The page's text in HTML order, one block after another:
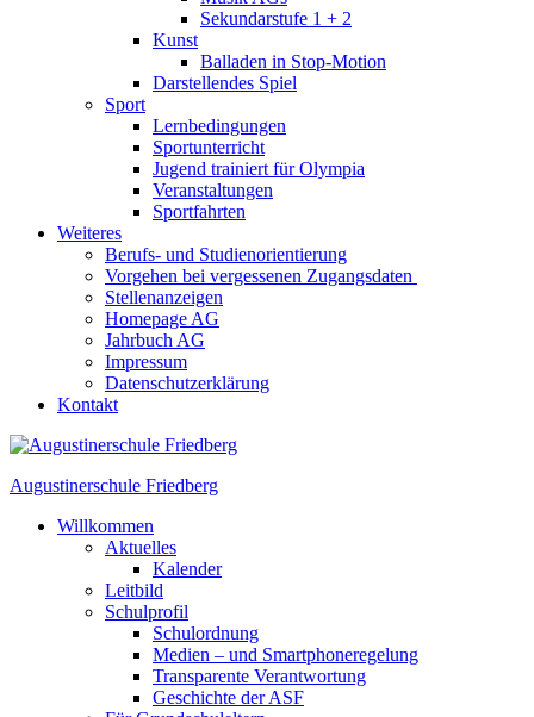
Sekundarstufe 1 + 2
Kunst
Balladen in Stop-Motion
Darstellendes Spiel
Sport
Lernbedingungen
Sportunterricht
Jugend trainiert für Olympia
Veranstaltungen
Sportfahrten
Weiteres
Berufs- und Studienorientierung
Vorgehen bei vergessenen Zugangsdaten
Stellenanzeigen
Homepage AG
Jahrbuch AG
Impressum
Datenschutzerklärung
Kontakt
Augustinerschule Friedberg
Willkommen
Aktuelles
Kalender
Leitbild
Schulprofil
Schulordnung
Medien – und Smartphoneregelung
Transparente Verantwortung
Geschichte der ASF